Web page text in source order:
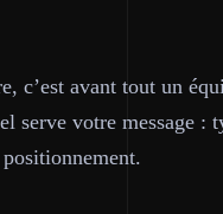
c’est avant tout un
serve votre message